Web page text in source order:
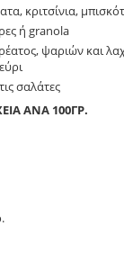
κριτσίνια,
ή granola
ψαριών και
σαλάτες
ΑΝΑ 100ΓΡ.